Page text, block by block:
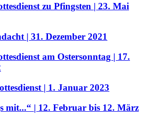
zu Pfingsten | 23. Mai
| 31. Dezember 2021
am Ostersonntag | 17.
| 1. Januar 2023
mit...“ | 12. Februar bis 12. März